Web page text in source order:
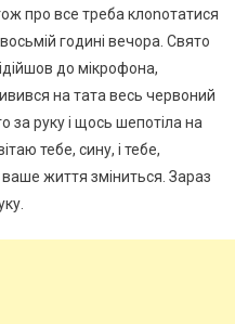
про все треба клоnотатися
годині вечора. Свято
до мікрофона,
на тата весь червоний
за руку і щось шепотіла на
тебе, сину, і тебе,
ваше життя зміниться. Зараз